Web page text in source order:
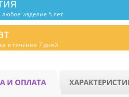
любое изделие 5 лет
в течение 7 дней
И ОПЛАТА